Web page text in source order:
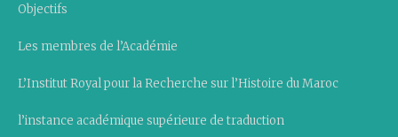
Objectifs
Les membres de l’Académie
L’Institut Royal pour la Recherche sur l’Histoire du Maroc
l’instance académique supérieure de traduction